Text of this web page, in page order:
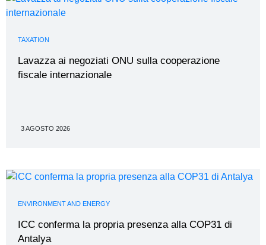
TAXATION
Lavazza ai negoziati ONU sulla cooperazione
fiscale internazionale
3 AGOSTO 2026
ENVIRONMENT AND ENERGY
ICC conferma la propria presenza alla COP31 di
Antalya